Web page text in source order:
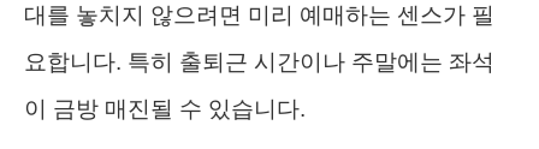
대를 놓치지 않으려면 미리 예매하는 센스가 필
요합니다. 특히 출퇴근 시간이나 주말에는 좌석
이 금방 매진될 수 있습니다.